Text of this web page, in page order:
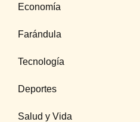
Economía
Farándula
Tecnología
Deportes
Salud y Vida